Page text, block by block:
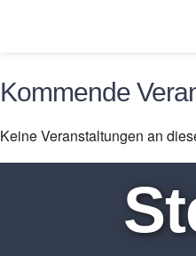
Kommende
Keine Veranstaltungen an